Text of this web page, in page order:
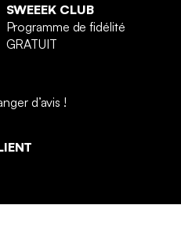
SWEEEK CLUB
Programme de fidélité
GRATUIT
d’avis !